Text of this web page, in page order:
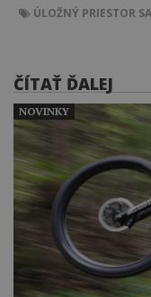
ÚLOŽNÝ PRIESTOR
ČÍTAŤ ĎALEJ
NOVINKY